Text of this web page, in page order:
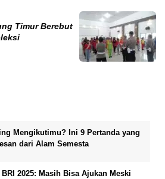
Timur Berebut
Mengikutimu? Ini 9 Pertanda yang
dari Alam Semesta
BRI 2025: Masih Bisa Ajukan Meski